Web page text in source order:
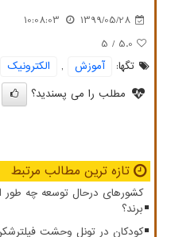
1399/05/28
10:08:03
5.0
/ 5
تگها:
آموزش , الكترونیك
مطلب را می پسندید؟
تازه ترین مطالب مرتبط
کشورهای درحال توسعه چه طور
برند؟
کودکان در تونل وحشت